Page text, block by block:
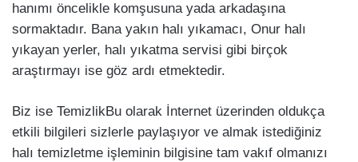
hanımı öncelikle komşusuna yada arkadaşına
sormaktadır. Bana yakın halı yıkamacı, Onur halı
yıkayan yerler, halı yıkatma servisi gibi birçok
araştırmayı ise göz ardı etmektedir.
Biz ise TemizlikBu olarak İnternet üzerinden oldukça
etkili bilgileri sizlerle paylaşıyor ve almak istediğiniz
halı temizletme işleminin bilgisine tam vakıf olmanızı